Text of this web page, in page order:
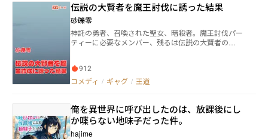
モルの運命は大きく動き出す！
伝説の大賢者を魔王討伐に誘った結果
砂礫零
神託の勇者、召喚された聖女、暗殺者。魔王討伐パー
ティーに必要なメンバー、残るは伝説の大賢者の
912
コメディ / ギャグ / 王道
俺を異世界に呼び出したのは、放課後にし
か喋らない地味子だった件。
hajime